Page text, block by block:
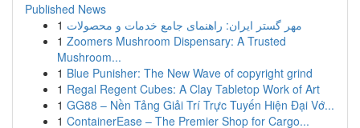
Published News
1 مهر گستر ایران: راهنمای جامع خدمات و محصولات
1 Zoomers Mushroom Dispensary: A Trusted
Mushroom...
1 Blue Punisher: The New Wave of copyright grind
1 Regal Regent Cubes: A Clay Tabletop Work of Art
1 GG88 – Nền Tảng Giải Trí Trực Tuyến Hiện Đại Vớ...
1 ContainerEase – The Premier Shop for Cargo...